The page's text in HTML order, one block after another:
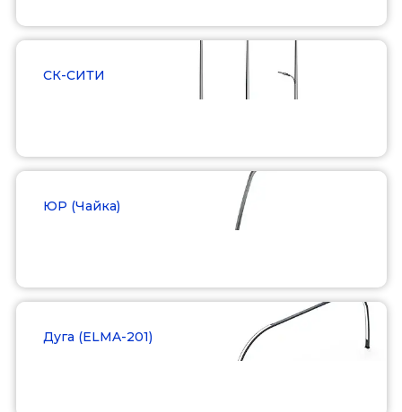
СК-СИТИ
ЮР (Чайка)
Дуга (ELMA-201)